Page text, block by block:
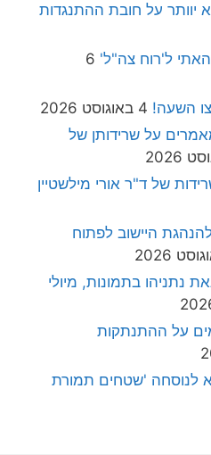
יוותר על חובת ההתנגדות
האתי ל'רוח צה"ל' 6
השעה! 4 באוגוסט 2026
על שרידותן של
של ד"ר אורי מילשטיין
היישוב לפתוח
נתניהו בתמונות, מיולי
על ההתנתקות
לנוסחה 'שטחים תמורת